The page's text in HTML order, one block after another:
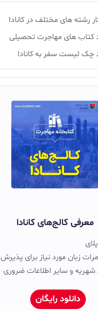
کار رشته های مختلف در کانادا
کتاب های مهاجرت تحصیلی
چک لیست سفر به کانادا
معرفی کالج‌های کانادا
زبان مورد نیاز برای پذیرش
شهریه و سایر اطلاعات ضروری
دانلود رایگان